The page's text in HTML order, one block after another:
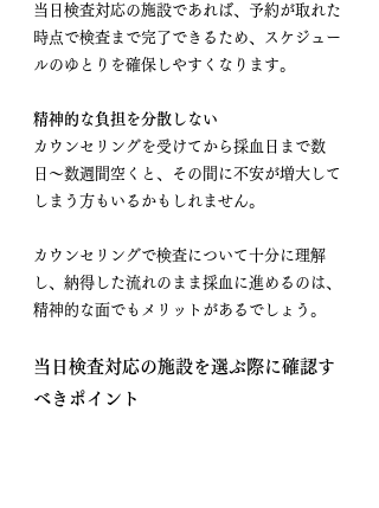
当日検査対応の施設であれば、予約が取れた
時点で検査まで完了できるため、スケジュー
ルのゆとりを確保しやすくなります。
精神的な負担を分散しない
カウンセリングを受けてから採血日まで数
日〜数週間空くと、その間に不安が増大して
しまう方もいるかもしれません。
カウンセリングで検査について十分に理解
し、納得した流れのまま採血に進めるのは、
精神的な面でもメリットがあるでしょう。
当日検査対応の施設を選ぶ際に確認す
べきポイント